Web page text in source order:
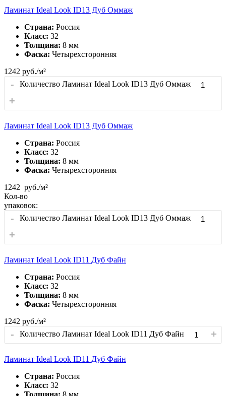
Ламинат Ideal Look ID13 Дуб Оммаж
Страна: Россия
Класс: 32
Толщина: 8 мм
Фаска: Четырехсторонняя
1242 руб./м²
- Количество Ламинат Ideal Look ID13 Дуб Оммаж
+
Ламинат Ideal Look ID13 Дуб Оммаж
Страна: Россия
Класс: 32
Толщина: 8 мм
Фаска: Четырехсторонняя
1242 руб./м²
Кол-во
упаковок:
- Количество Ламинат Ideal Look ID13 Дуб Оммаж
+
Ламинат Ideal Look ID11 Дуб Файн
Страна: Россия
Класс: 32
Толщина: 8 мм
Фаска: Четырехсторонняя
1242 руб./м²
- Количество Ламинат Ideal Look ID11 Дуб Файн +
Ламинат Ideal Look ID11 Дуб Файн
Страна: Россия
Класс: 32
Толщина: 8 мм